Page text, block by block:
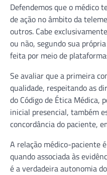
Defendemos que o médico
de ação no âmbito da
outros. Cabe
ou não, segundo sua
feita por meio de
Se avaliar que a primeira
qualidade, respeitando as
do Código de Ética Médica,
inicial presencial, também
concordância do paciente,
A relação médico-paciente
quando associada às
é a verdadeira autonomia